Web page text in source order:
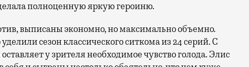
полноценную яркую героиню.
выписаны экономно, но максимально объемно.
сезон классического ситкома из 24 серий. С
у зрителя необходимое чувство голода. Элис